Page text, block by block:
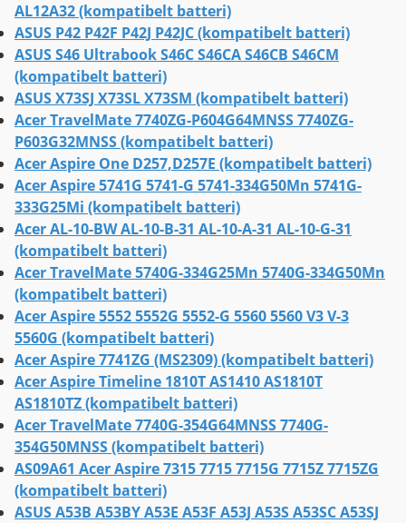
AL12A32 (kompatibelt batteri)
ASUS P42 P42F P42J P42JC (kompatibelt batteri)
ASUS S46 Ultrabook S46C S46CA S46CB S46CM
(kompatibelt batteri)
ASUS X73SJ X73SL X73SM (kompatibelt batteri)
Acer TravelMate 7740ZG-P604G64MNSS 7740ZG-
P603G32MNSS (kompatibelt batteri)
Acer Aspire One D257,D257E (kompatibelt batteri)
Acer Aspire 5741G 5741-G 5741-334G50Mn 5741G-
333G25Mi (kompatibelt batteri)
Acer AL-10-BW AL-10-B-31 AL-10-A-31 AL-10-G-31
(kompatibelt batteri)
Acer TravelMate 5740G-334G25Mn 5740G-334G50Mn
(kompatibelt batteri)
Acer Aspire 5552 5552G 5552-G 5560 5560 V3 V-3
5560G (kompatibelt batteri)
Acer Aspire 7741ZG (MS2309) (kompatibelt batteri)
Acer Aspire Timeline 1810T AS1410 AS1810T
AS1810TZ (kompatibelt batteri)
Acer TravelMate 7740G-354G64MNSS 7740G-
354G50MNSS (kompatibelt batteri)
AS09A61 Acer Aspire 7315 7715 7715G 7715Z 7715ZG
(kompatibelt batteri)
ASUS A53B A53BY A53E A53F A53J A53S A53SC A53SJ